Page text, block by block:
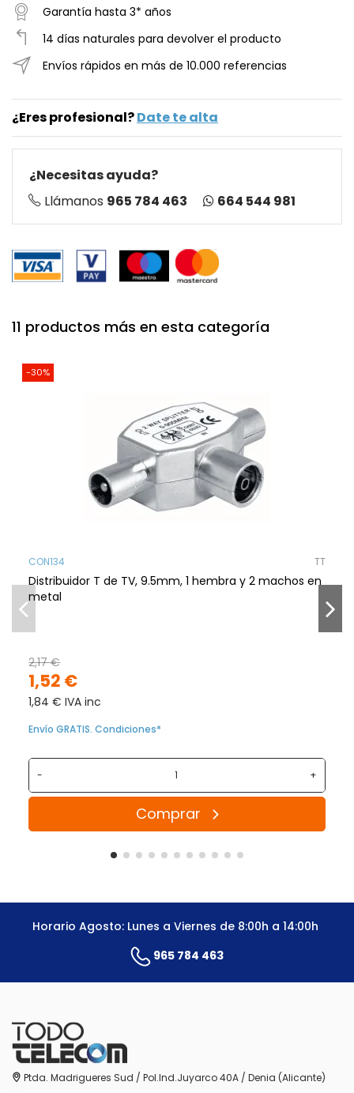
Garantía hasta 3* años
14 días naturales para devolver el producto
Envíos rápidos en más de 10.000 referencias
¿Eres profesional?Date te alta
¿Necesitas ayuda?
Llámanos 965 784 463 664 544 981
11 productos más en esta categoría
-30%
CON134 TT
Distribuidor T de TV, 9.5mm, 1 hembra y 2 machos en
metal
1,52 €
2,17 €
1,84 € IVA inc
Envío GRATIS. Condiciones*
- +
Comprar
Horario Agosto: Lunes a Viernes de 8:00h a 14:00h
965 784 463
Ptda. Madrigueres Sud / Pol.Ind.Juyarco 40A / Denia (Alicante)